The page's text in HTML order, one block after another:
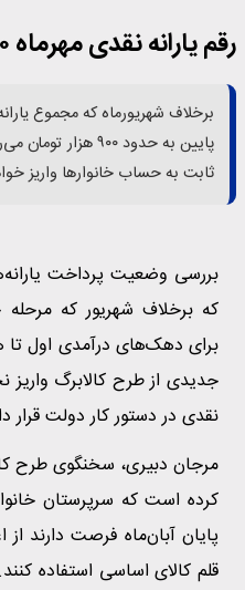
رقم یارانه نقدی مهرماه ۹۰۰ هزار تومان شد؟
برخلاف شهریورماه که مجموع
پایین به حدود ۹۰۰
ثابت به حساب خانوارها واریز
که برخلاف شهریور که مرحله
برای دهک‌های درآمدی اول تا
جدیدی از طرح کالابرگ واریز
نقدی در دستور کار دولت قرار
مرجان دبیری، سخنگوی طرح
کرده است که سرپرستان
قلم کالای اساسی استفاده